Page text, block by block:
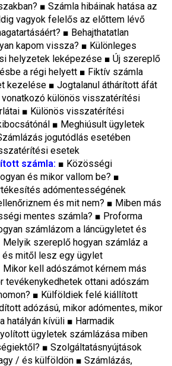
■ Számla hibáinak hatása az
vagyok felelős az előttem lévő
■ Behajthatatlan
kapom vissza? ■ Különleges
helyzetek leképezése ■ Új szereplő
a régi helyett ■ Fiktív számla
kezelése ■ Jogtalanul áthárított áfát
különös visszatérítési
■ Különös visszatérítési
■ Meghiúsult ügyletek
jogutódlás esetében
esetek
számla: ■ Közösségi
és mikor vallom be? ■
adómentességének
és mit nem? ■ Miben más
mentes számla? ■ Proforma
számlázom a láncügyletet és
Melyik szereplő hogyan számláz a
mitől lesz egy ügylet
kell adószámot kérnem más
tevékenykedhetek ottani adószám
■ Külföldiek felé kiállított
adózású, mikor adómentes, mikor
hatályán kívüli ■ Harmadik
ügyletek számlázása miben
■ Szolgáltatásnyújtások
/ és külföldön ■ Számlázás,